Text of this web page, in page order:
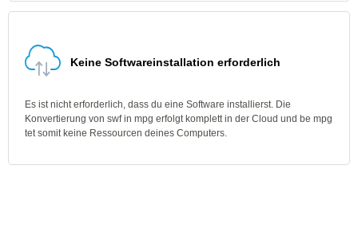
Keine Softwareinstallation erforderlich
Es ist nicht erforderlich, dass du eine Software installierst. Die
Konvertierung von swf in mpg erfolgt komplett in der Cloud und be mpg
tet somit keine Ressourcen deines Computers.